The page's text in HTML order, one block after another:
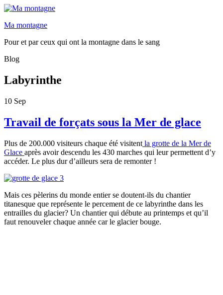
Ma montagne
Pour et par ceux qui ont la montagne dans le sang
Blog
Labyrinthe
10 Sep
Travail de forçats sous la Mer de glace
Plus de 200.000 visiteurs chaque été visitent la grotte de la Mer de
Glace après avoir descendu les 430 marches qui leur permettent d’y
accéder. Le plus dur d’ailleurs sera de remonter !
Mais ces pèlerins du monde entier se doutent-ils du chantier
titanesque que représente le percement de ce labyrinthe dans les
entrailles du glacier? Un chantier qui débute au printemps et qu’il
faut renouveler chaque année car le glacier bouge.